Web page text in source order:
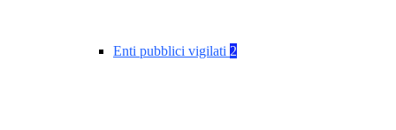
Enti pubblici vigilati 2